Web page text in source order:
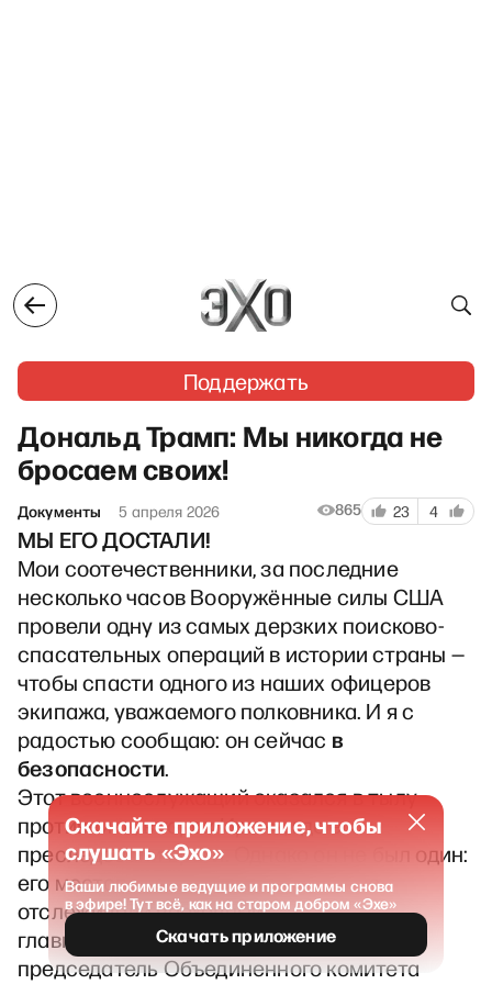
Поддержать
Дональд Трамп: Мы никогда не
бросаем своих!
Документы 5 апреля 2026 865 23 4
МЫ ЕГО ДОСТАЛИ!
Мои соотечественники, за последние
несколько часов Вооружённые силы США
провели одну из самых дерзких поисково-
спасательных операций в истории страны —
чтобы спасти одного из наших офицеров
экипажа, уважаемого полковника. И я с
радостью сообщаю: он сейчас в
безопасности.
Этот военнослужащий оказался в тылу
противника, в горах Ирана, где его
преследовали враги. Однако он не был один:
его местоположение круглосуточно
отслеживали верховный
главнокомандующий, министр обороны,
председатель Объединенного комитета
Скачайте приложение, чтобы
слушать «Эхо»
Ваши любимые ведущие и программы снова
в эфире! Тут всё, как на старом добром «Эхе»
Скачать приложение